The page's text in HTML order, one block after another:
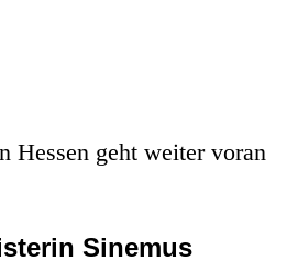
Hessen geht weiter voran
Sinemus